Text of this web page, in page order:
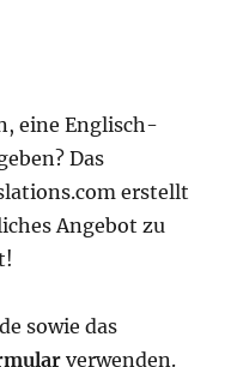
eine Englisch-
Das
erstellt
Angebot zu
sowie das
verwenden.